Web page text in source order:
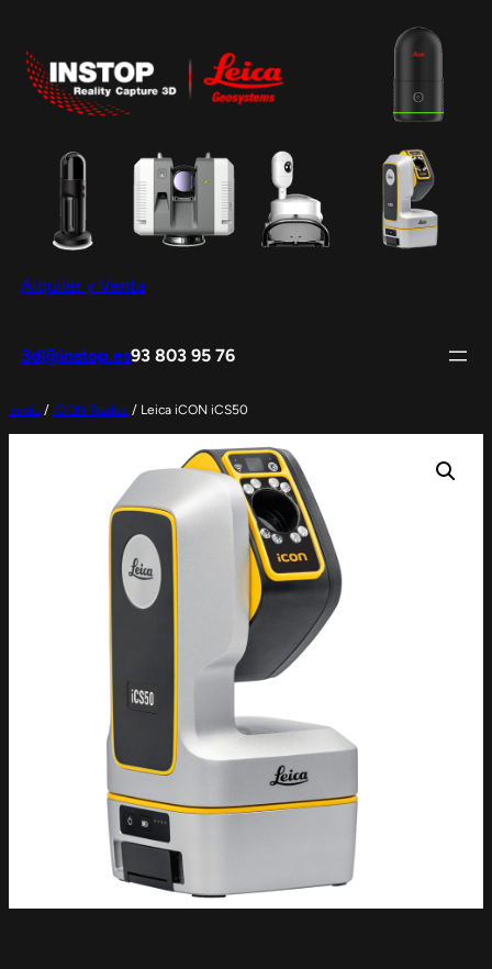
contenido
Alquiler y Venta
3d@instop.es93 803 95 76
Inicio / iCON Trades / Leica iCON iCS50